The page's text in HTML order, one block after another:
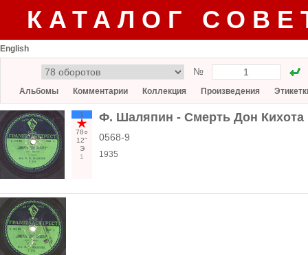
КАТАЛОГ
English
№
Альбомы Комментарии Коллекция Произведения
1
78○
12"
Э
1
Ф. Шаляпин - Смерть Дон Кихота
0568-9
1935